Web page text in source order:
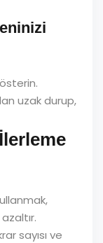
uzak durup,
sayısı ve